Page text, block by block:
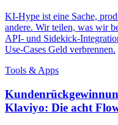
KI-Hype ist eine Sache,
andere. Wir teilen, was wir
API- und Sidekick-
Use-Cases Geld verbrennen.
Tools & Apps
Klaviyo: Die acht